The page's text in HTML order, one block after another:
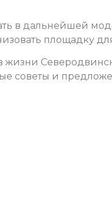
в дальнейшей
площадку
советы и